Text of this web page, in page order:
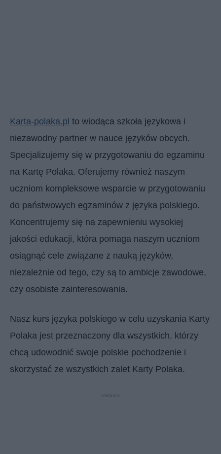
Karta-polaka.pl to wiodąca szkoła językowa i
niezawodny partner w nauce języków obcych.
Specjalizujemy się w przygotowaniu do egzaminu
na Kartę Polaka. Oferujemy również naszym
uczniom kompleksowe wsparcie w przygotowaniu
do państwowych egzaminów z języka polskiego.
Koncentrujemy się na zapewnieniu wysokiej
jakości edukacji, która pomaga naszym uczniom
osiągnąć cele związane z nauką języków,
niezależnie od tego, czy są to ambicje zawodowe,
czy osobiste zainteresowania.
Nasz kurs języka polskiego w celu uzyskania Karty
Polaka jest przeznaczony dla wszystkich, którzy
chcą udowodnić swoje polskie pochodzenie i
skorzystać ze wszystkich zalet Karty Polaka.
reklama